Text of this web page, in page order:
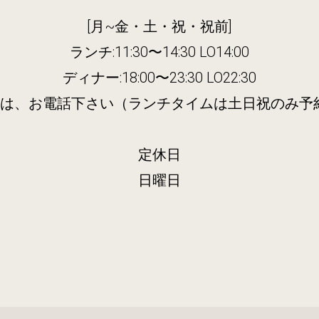
[月~金・土・祝・祝前]
ランチ:11:30〜14:30 LO14:00
ディナー:18:00〜23:30 LO22:30
、お電話下さい（ランチタイムは土日祝のみ予
定休日
日曜日